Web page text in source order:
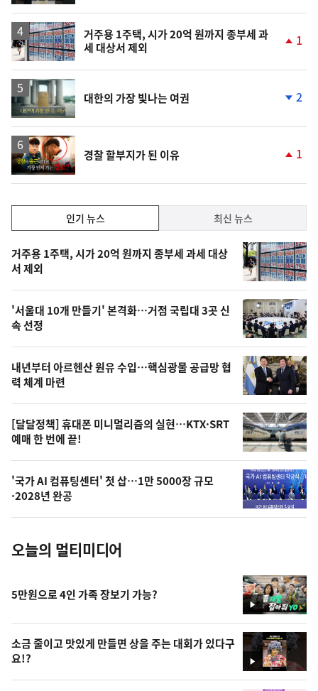
거주용 1주택, 시가 20억 원까지 종부세 과
세 대상서 제외
상
1
영
상
대한의 가장 빛나는 여권
하
2
영
상
경찰 할부지가 된 이유
상
승
1
인
기,
최
신,
오
늘
의
영
상
오
늘
의
사
진
인기 뉴스 최신 뉴스
인
기
뉴
스
거주용 1주택, 시가 20억 원까지 종부세 과세 대상
서 제외
'서울대 10개 만들기' 본격화…거점 국립대 3곳 신
속 선정
내년부터 아르헨산 원유 수입…핵심광물 공급망 협
력 체계 마련
[달달정책] 휴대폰 미니멀리즘의 실현…KTX·SRT
예매 한 번에 끝!
'국가 AI 컴퓨팅센터' 첫 삽…1만 5000장 규모
·2028년 완공
오늘의 멀티미디어
영
상
5만원으로 4인 가족 장보기 가능?
영
상
소금 줄이고 맛있게 만들면 상을 주는 대회가 있다구
요!?